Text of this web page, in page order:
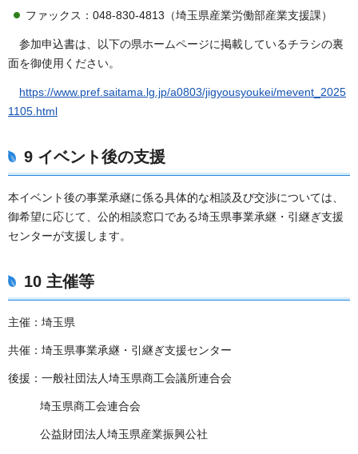
ファックス：048-830-4813（埼玉県産業労働部産業支援課）
参加申込書は、以下の県ホームページに掲載しているチラシの裏
面を御使用ください。
https://www.pref.saitama.lg.jp/a0803/jigyousyoukei/mevent_2025
1105.html
9 イベント後の支援
本イベント後の事業承継に係る具体的な相談及び交渉については、
御希望に応じて、公的相談窓口である埼玉県事業承継・引継ぎ支援
センターが支援します。
10 主催等
主催：埼玉県
共催：埼玉県事業承継・引継ぎ支援センター
後援：一般社団法人埼玉県商工会議所連合会
埼玉県商工会連合会
公益財団法人埼玉県産業振興公社